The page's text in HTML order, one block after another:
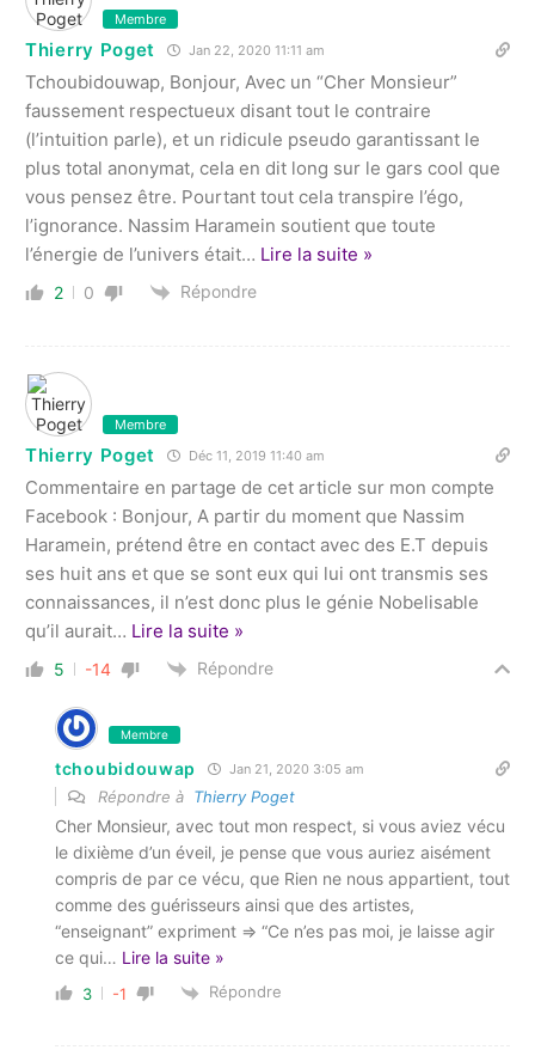
Membre
Thierry Poget Jan 22, 2020 11:11 am
Tchoubidouwap, Bonjour, Avec un “Cher Monsieur”
faussement respectueux disant tout le contraire
(l’intuition parle), et un ridicule pseudo garantissant le
plus total anonymat, cela en dit long sur le gars cool que
vous pensez être. Pourtant tout cela transpire l’égo,
l’ignorance. Nassim Haramein soutient que toute
l’énergie de l’univers était… Lire la suite »
2 0 Répondre
Membre
Thierry Poget Déc 11, 2019 11:40 am
Commentaire en partage de cet article sur mon compte
Facebook : Bonjour, A partir du moment que Nassim
Haramein, prétend être en contact avec des E.T depuis
ses huit ans et que se sont eux qui lui ont transmis ses
connaissances, il n’est donc plus le génie Nobelisable
qu’il aurait… Lire la suite »
5 -14 Répondre
Membre
tchoubidouwap Jan 21, 2020 3:05 am
Répondre à Thierry Poget
Cher Monsieur, avec tout mon respect, si vous aviez vécu
le dixième d’un éveil, je pense que vous auriez aisément
compris de par ce vécu, que Rien ne nous appartient, tout
comme des guérisseurs ainsi que des artistes,
“enseignant” expriment => “Ce n’es pas moi, je laisse agir
ce qui… Lire la suite »
3 -1 Répondre